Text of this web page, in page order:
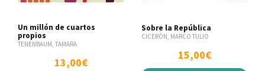
Un millón de cuartos
propios
TENENBAUM, TAMARA
13,00€
Sobre la República
CICERÓN, MARCO TULIO
15,00€